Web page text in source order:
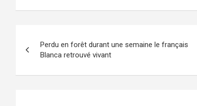
de
l’article
Perdu en forêt durant une semaine le français
Blanca retrouvé vivant